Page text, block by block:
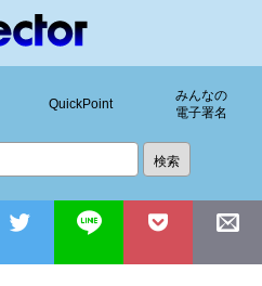
QuickPoint
みんなの
電子署名